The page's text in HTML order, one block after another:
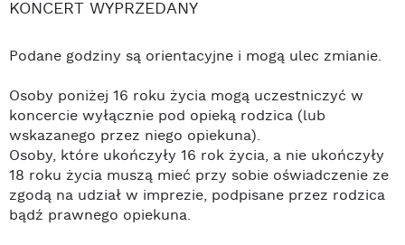
KONCERT WYPRZEDANY
Podane godziny są orientacyjne i mogą ulec zmianie.
Osoby poniżej 16 roku życia mogą uczestniczyć w
koncercie wyłącznie pod opieką rodzica (lub
wskazanego przez niego opiekuna).
Osoby, które ukończyły 16 rok życia, a nie ukończyły
18 roku życia muszą mieć przy sobie oświadczenie ze
zgodą na udział w imprezie, podpisane przez rodzica
bądź prawnego opiekuna.